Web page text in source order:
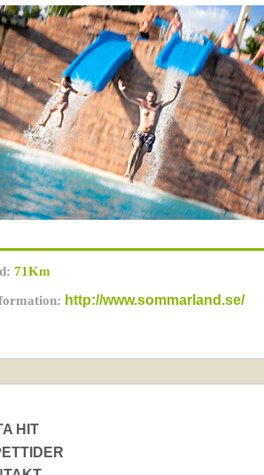
71Km
http://www.sommarland.se/
HIT